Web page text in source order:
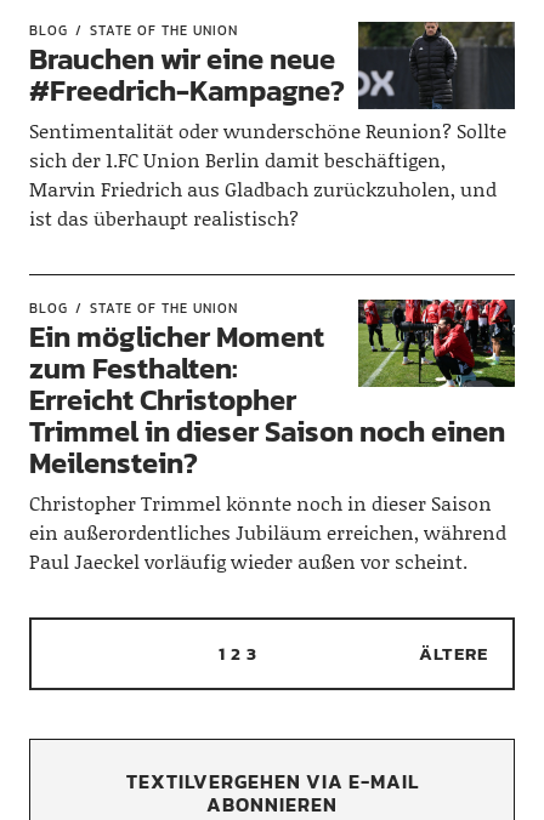
BLOG STATE OF THE UNION
Brauchen wir eine neue
#Freedrich-Kampagne?
Sentimentalität oder wunderschöne Reunion? Sollte
sich der 1.FC Union Berlin damit beschäftigen,
Marvin Friedrich aus Gladbach zurückzuholen, und
ist das überhaupt realistisch?
BLOG STATE OF THE UNION
Ein möglicher Moment
zum Festhalten:
Erreicht Christopher
Trimmel in dieser Saison noch einen
Meilenstein?
Christopher Trimmel könnte noch in dieser Saison
ein außerordentliches Jubiläum erreichen, während
Paul Jaeckel vorläufig wieder außen vor scheint.
1 2 3 ÄLTERE
TEXTILVERGEHEN VIA E-MAIL
ABONNIEREN